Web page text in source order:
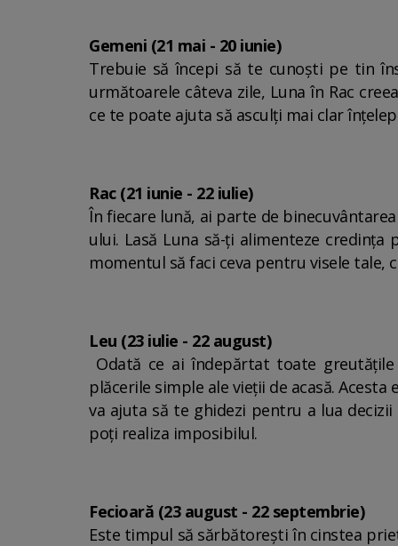
Gemeni (21 mai - 20 iunie)
Trebuie să începi să te cunoști pe tin
următoarele câteva zile, Luna în Rac
ce te poate ajuta să asculți mai clar
Rac (21 iunie - 22 iulie)
În fiecare lună, ai parte de
ului. Lasă Luna să-ți alimenteze
momentul să faci ceva pentru visele tale,
Leu (23 iulie - 22 august)
Odată ce ai îndepărtat toate
plăcerile simple ale vieții de acasă.
va ajuta să te ghidezi pentru a lua
poți realiza imposibilul.
Fecioară (23 august - 22 septembrie)
Este timpul să sărbătorești în cinstea